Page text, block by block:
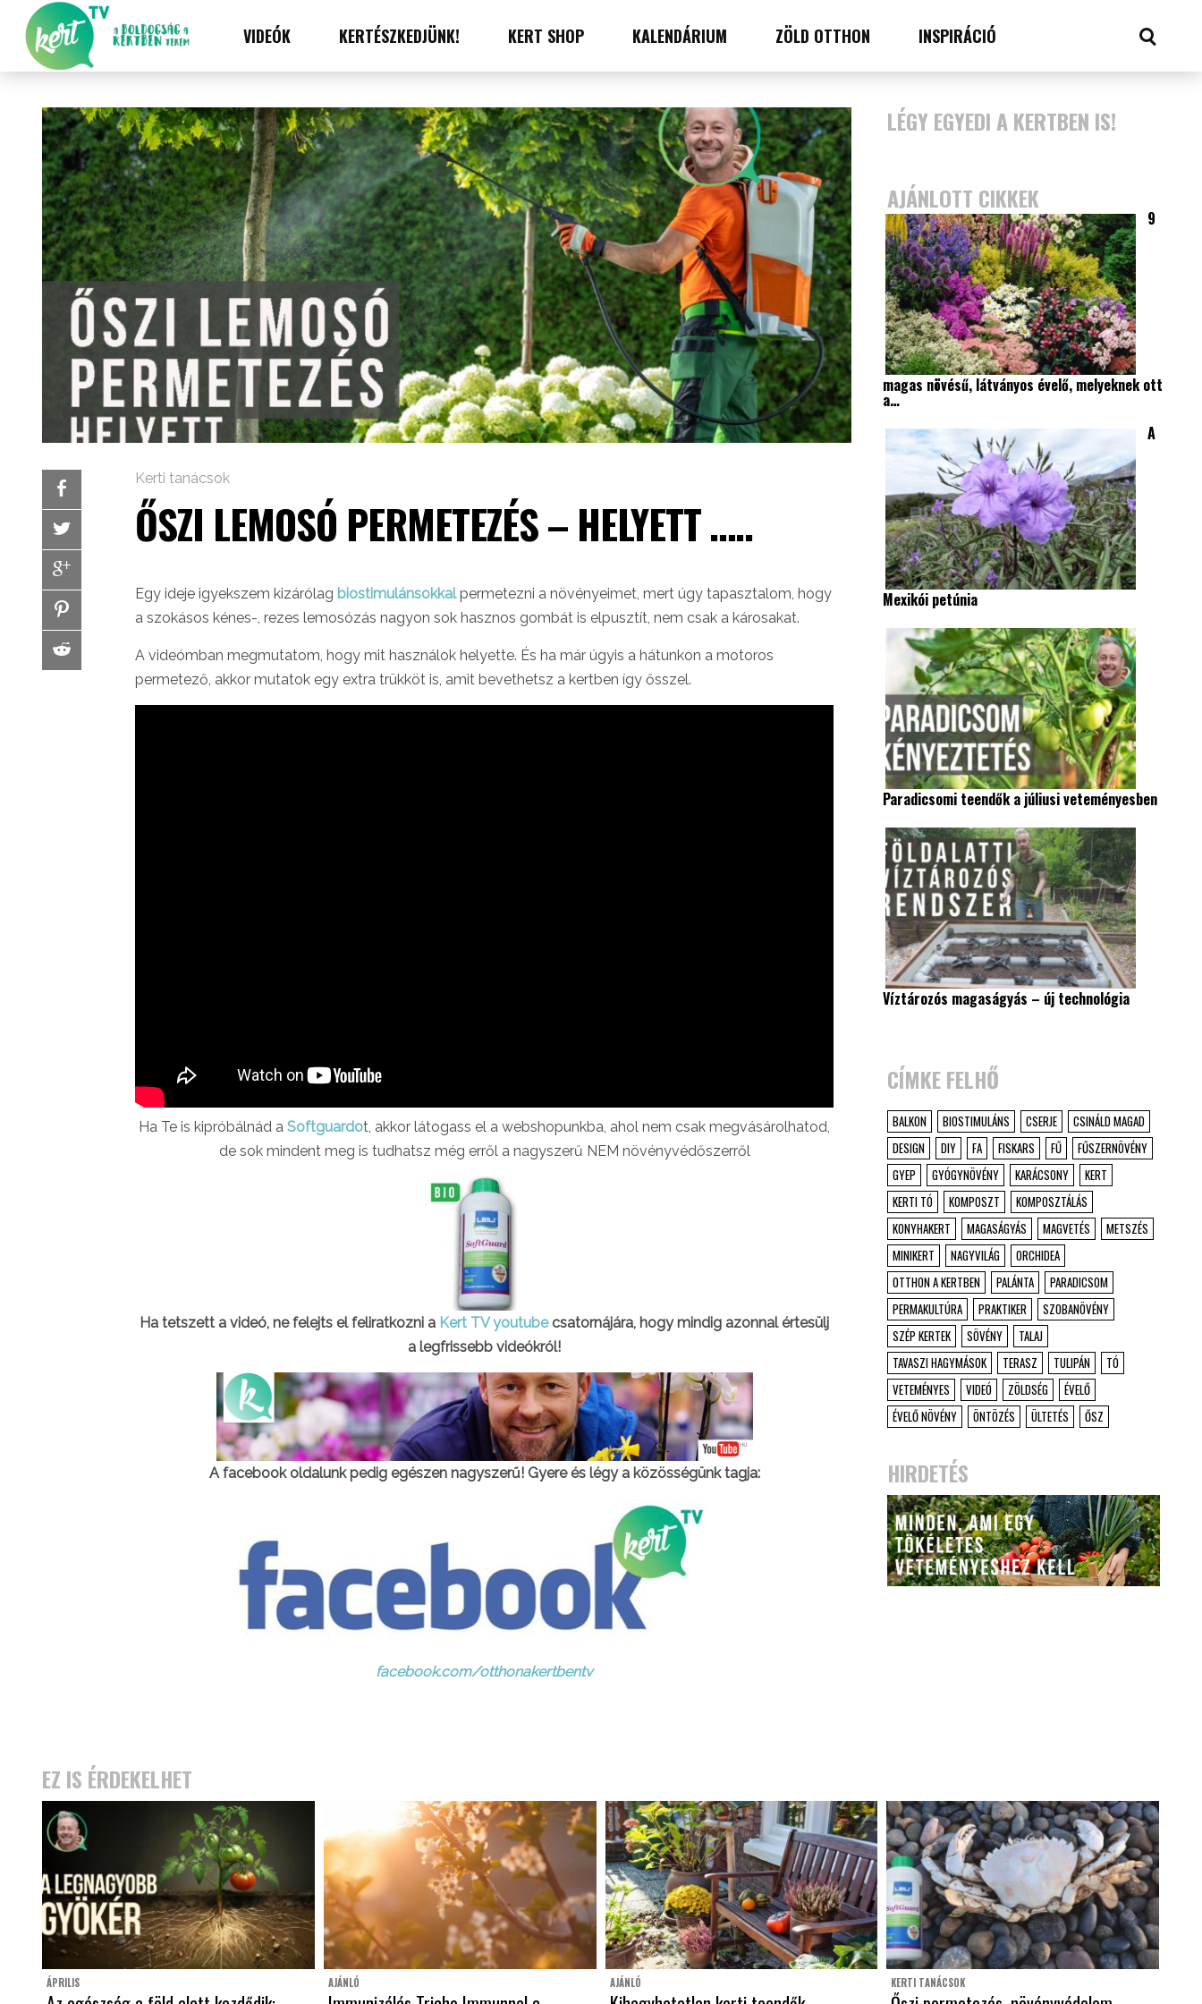
VIDEÓK KERTÉSZKEDJÜNK! KERT SHOP KALENDÁRIUM ZÖLD OTTHON INSPIRÁCIÓ
Kerti tanácsok
ŐSZI LEMOSÓ PERMETEZÉS – HELYETT …..
​Egy ideje igyekszem kizárólag biostimulánsokkal permetezni a növényeimet, mert úgy tapasztalom, hogy
a szokásos kénes-, rezes lemosózás nagyon sok hasznos gombát is elpusztít, nem csak a károsakat.
A videómban megmutatom, hogy mit használok helyette. És ha már úgyis a hátunkon a motoros
permetező, akkor mutatok egy extra trükköt is, amit bevethetsz a kertben így ősszel.
Ha Te is kipróbálnád a Softguardot, akkor látogass el a webshopunkba, ahol nem csak megvásárolhatod,
de sok mindent meg is tudhatsz még erről a nagyszerű NEM növényvédőszerről
Ha tetszett a videó, ne felejts el feliratkozni a Kert TV youtube csatornájára, hogy mindig azonnal értesülj
a legfrissebb videókról!
A facebook oldalunk pedig egészen nagyszerű! Gyere és légy a közösségünk tagja:
facebook.com/otthonakertbentv
LÉGY EGYEDI A KERTBEN IS!
AJÁNLOTT CIKKEK
9
magas növésű, látványos évelő, melyeknek ott
a…
A
Mexikói petúnia
Paradicsomi teendők a júliusi veteményesben
Víztározós magaságyás – új technológia
CÍMKE FELHŐ
BALKON BIOSTIMULÁNS CSERJE
CSINÁLD MAGAD
DESIGN
DIY FA FISKARS FŰ
FŰSZERNÖVÉNY
GYEP
GYÓGYNÖVÉNY KARÁCSONY
KERT
KERTI TÓ
KOMPOSZT
KOMPOSZTÁLÁS
KONYHAKERT
MAGASÁGYÁS MAGVETÉS
METSZÉS
MINIKERT
NAGYVILÁG
ORCHIDEA
OTTHON A KERTBEN
PALÁNTA
PARADICSOM
PERMAKULTÚRA
PRAKTIKER
SZOBANÖVÉNY
SZÉP KERTEK
SÖVÉNY
TALAJ
TAVASZI HAGYMÁSOK
TERASZ TULIPÁN
TÓ
VETEMÉNYES
VIDEÓ ZÖLDSÉG
ÉVELŐ
ÉVELŐ NÖVÉNY
ÖNTÖZÉS ÜLTETÉS ŐSZ
HIRDETÉS
EZ IS ÉRDEKELHET
ÁPRILIS AJÁNLÓ AJÁNLÓ KERTI TANÁCSOK